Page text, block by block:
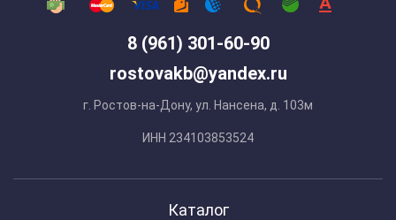
8 (961) 301-60-90
rostovakb@yandex.ru
г. Ростов-на-Дону, ул. Нансена, д. 103м
ИНН 234103853524
Каталог